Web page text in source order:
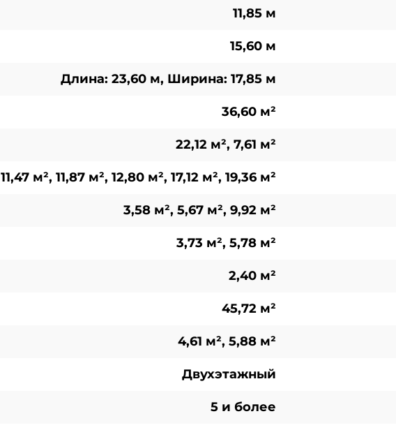
11,85 м
15,60 м
Длина: 23,60 м, Ширина: 17,85 м
36,60 м²
22,12 м², 7,61 м²
11,47 м², 11,87 м², 12,80 м², 17,12 м², 19,36 м²
3,58 м², 5,67 м², 9,92 м²
3,73 м², 5,78 м²
2,40 м²
45,72 м²
4,61 м², 5,88 м²
Двухэтажный
5 и более